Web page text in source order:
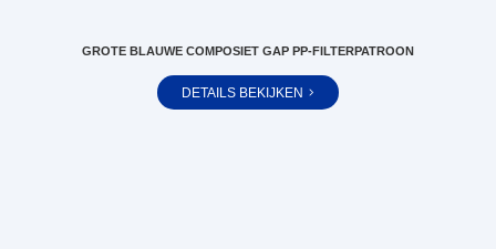
GROTE BLAUWE COMPOSIET GAP PP-FILTERPATROON
DETAILS BEKIJKEN